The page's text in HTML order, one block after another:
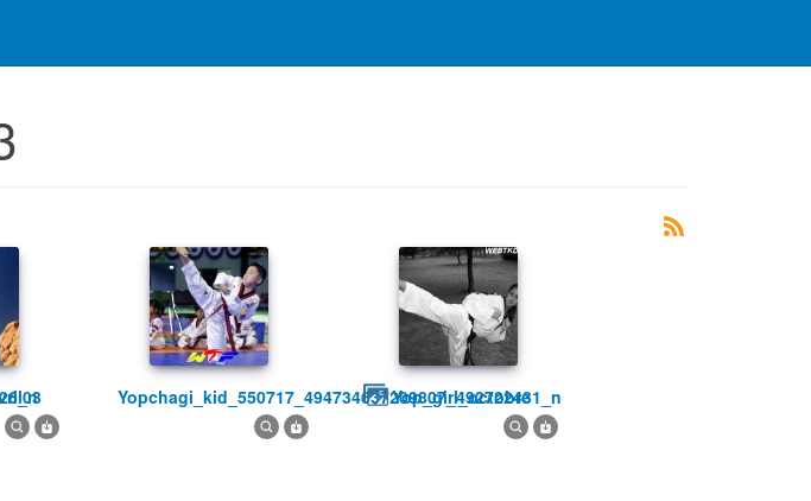
yopchagi_kid_550717_494734637209807_492722431_n
yop_girl_octobre